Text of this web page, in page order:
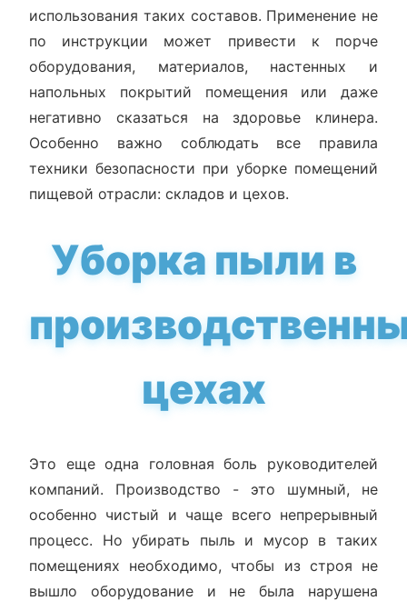
использования таких составов. Применение не
по инструкции может привести к порче
оборудования, материалов, настенных и
напольных покрытий помещения или даже
негативно сказаться на здоровье клинера.
Особенно важно соблюдать все правила
техники безопасности при уборке помещений
пищевой отрасли: складов и цехов.
Уборка пыли в
цехах
Это еще одна головная боль руководителей
компаний. Производство - это шумный, не
особенно чистый и чаще всего непрерывный
процесс. Но убирать пыль и мусор в таких
помещениях необходимо, чтобы из строя не
вышло оборудование и не была нарушена